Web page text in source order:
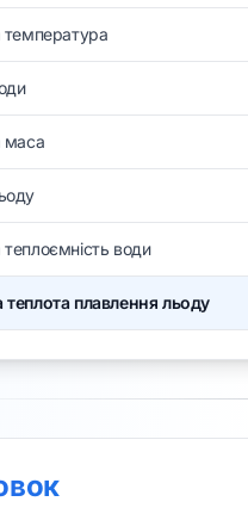
температура
маса
води
плавлення льоду